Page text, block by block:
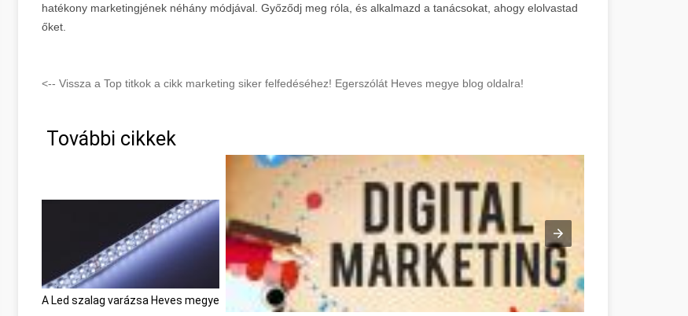
hatékony marketingjének néhány módjával. Győződj meg róla, és alkalmazd a tanácsokat, ahogy elolvastad
őket.
<-- Vissza a Top titkok a cikk marketing siker felfedéséhez! Egerszólát Heves megye blog oldalra!
További cikkek
A Led szalag varázsa Heves megye